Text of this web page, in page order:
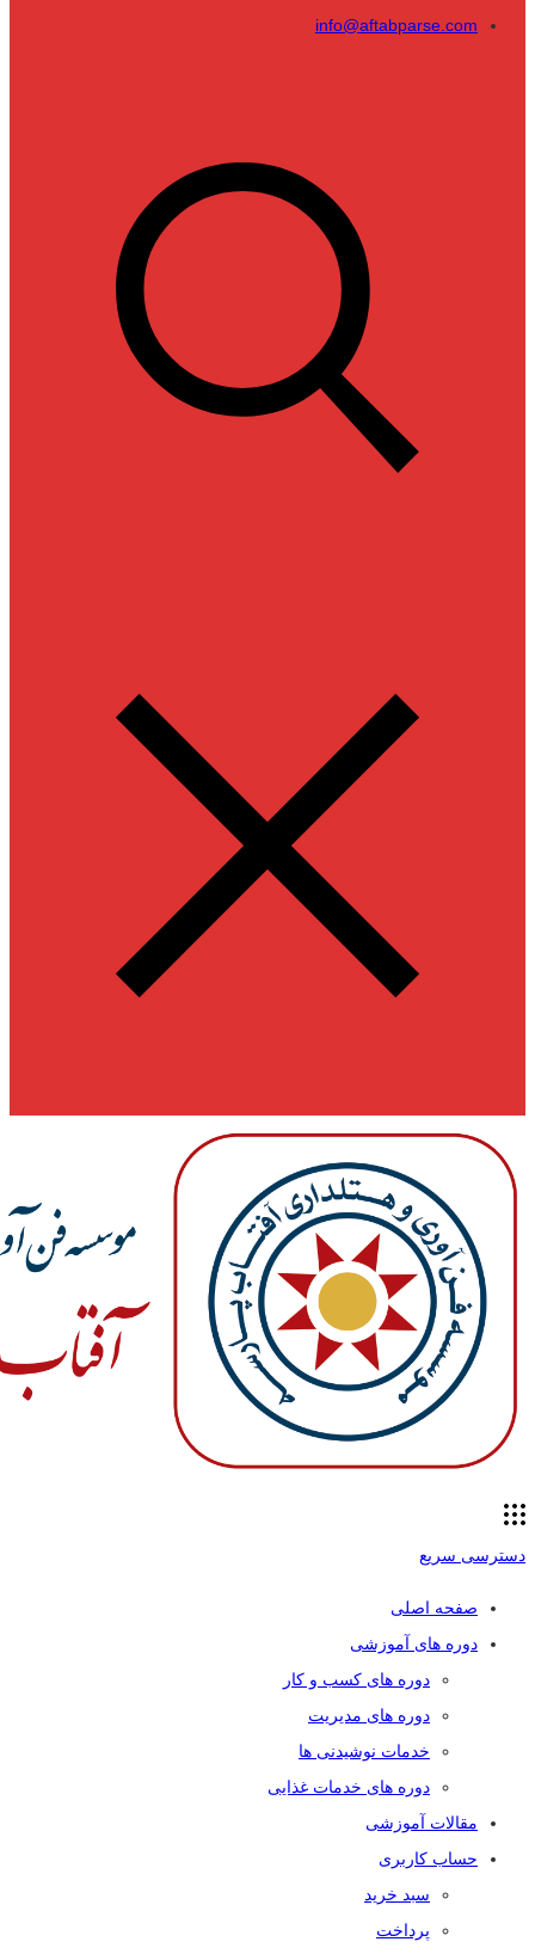
info@aftabparse.com
دسترسی سریع
صفحه اصلی
دوره های آموزشی
دوره های کسب و کار
دوره های مدیریت
خدمات نوشیدنی ها
دوره های خدمات غذایی
مقالات آموزشی
حساب کاربری
سبد خرید
پرداخت